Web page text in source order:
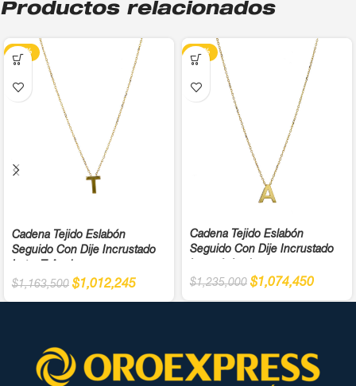
Productos relacionados
-13%
Cadena Tejido Eslabón
Seguido Con Dije Incrustado
$1,163,500 $1,012,245
-13%
Cadena Tejido Eslabón
Seguido Con Dije Incrustado
$1,235,000 $1,074,450